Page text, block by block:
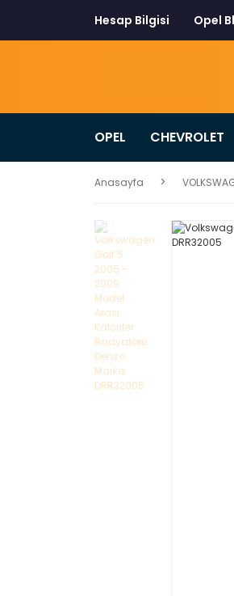
Hesap Bilgisi Opel
OPEL CHEVROLET
Anasayfa